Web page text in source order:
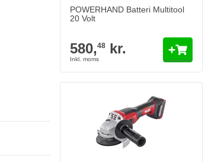
POWERHAND Batteri Multitool
20 Volt
580,48kr.